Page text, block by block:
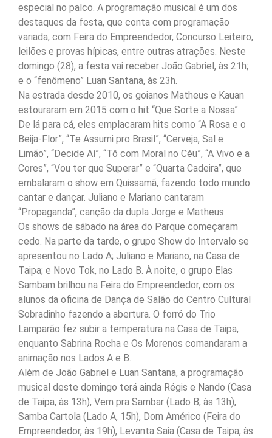
especial no palco. A programação musical é um dos
destaques da festa, que conta com programação
variada, com Feira do Empreendedor, Concurso Leiteiro,
leilões e provas hípicas, entre outras atrações. Neste
domingo (28), a festa vai receber João Gabriel, às 21h;
e o “fenômeno” Luan Santana, às 23h.
Na estrada desde 2010, os goianos Matheus e Kauan
estouraram em 2015 com o hit “Que Sorte a Nossa”.
De lá para cá, eles emplacaram hits como “A Rosa e o
Beija-Flor”, “Te Assumi pro Brasil”, “Cerveja, Sal e
Limão”, “Decide Aí”, “Tô com Moral no Céu”, “A Vivo e a
Cores”, “Vou ter que Superar” e “Quarta Cadeira”, que
embalaram o show em Quissamã, fazendo todo mundo
cantar e dançar. Juliano e Mariano cantaram
“Propaganda”, canção da dupla Jorge e Matheus.
Os shows de sábado na área do Parque começaram
cedo. Na parte da tarde, o grupo Show do Intervalo se
apresentou no Lado A; Juliano e Mariano, na Casa de
Taipa; e Novo Tok, no Lado B. À noite, o grupo Elas
Sambam brilhou na Feira do Empreendedor, com os
alunos da oficina de Dança de Salão do Centro Cultural
Sobradinho fazendo a abertura. O forró do Trio
Lamparão fez subir a temperatura na Casa de Taipa,
enquanto Sabrina Rocha e Os Morenos comandaram a
animação nos Lados A e B.
Além de João Gabriel e Luan Santana, a programação
musical deste domingo terá ainda Régis e Nando (Casa
de Taipa, às 13h), Vem pra Sambar (Lado B, às 13h),
Samba Cartola (Lado A, 15h), Dom Américo (Feira do
Empreendedor, às 19h), Levanta Saia (Casa de Taipa, às